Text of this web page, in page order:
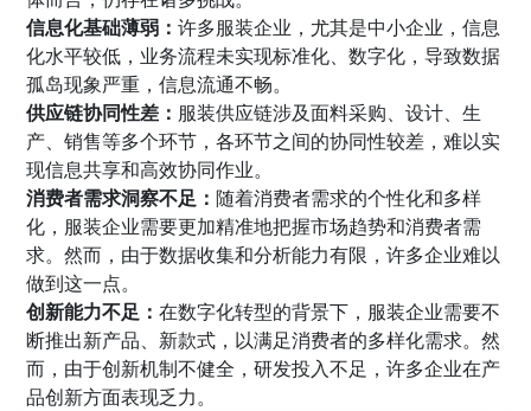
信息化基础薄弱：许多服装企业，尤其是中小企业，信息
化水平较低，业务流程未实现标准化、数字化，导致数据
孤岛现象严重，信息流通不畅。
供应链协同性差： 服装供应链涉及面料采购、设计、生
产、销售等多个环节，各环节之间的协同性较差，难以实
现信息共享和高效协同作业。
消费者需求洞察不足：随着消费者需求的个性化和多样
化，服装企业需要更加精准地把握市场趋势和消费者需
求。然而，由于数据收集和分析能力有限，许多企业难以
做到这一点。
创新能力不足：在数字化转型的背景下，服装企业需要不
断推出新产品、新款式，以满足消费者的多样化需求。然
而，由于创新机制不健全，研发投入不足，许多企业在产
品创新方面表现乏力。